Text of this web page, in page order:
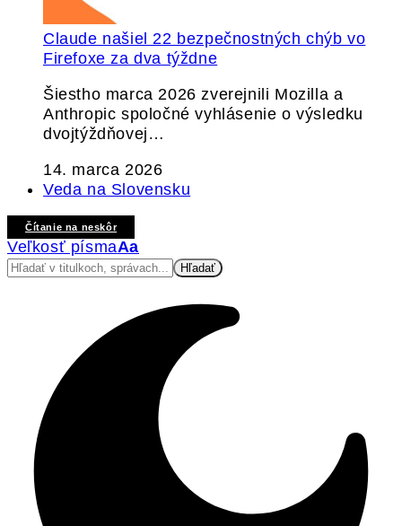
Claude našiel 22 bezpečnostných chýb vo
Firefoxe za dva týždne
Šiestho marca 2026 zverejnili Mozilla a
Anthropic spoločné vyhlásenie o výsledku
dvojtýždňovej…
14. marca 2026
Veda na Slovensku
Čítanie na neskôr
Veľkosť písmaAa